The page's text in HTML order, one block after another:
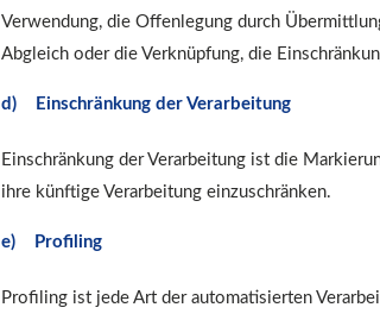
Verwendung, die Offenlegung durch
Abgleich oder die Verknüpfung, die
d) Einschränkung der Verarbeitung
Einschränkung der Verarbeitung ist die
ihre künftige Verarbeitung einzuschränken.
e) Profiling
Profiling ist jede Art der automatisierten